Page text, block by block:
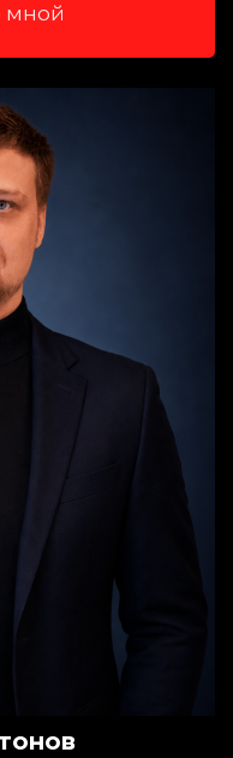
мной